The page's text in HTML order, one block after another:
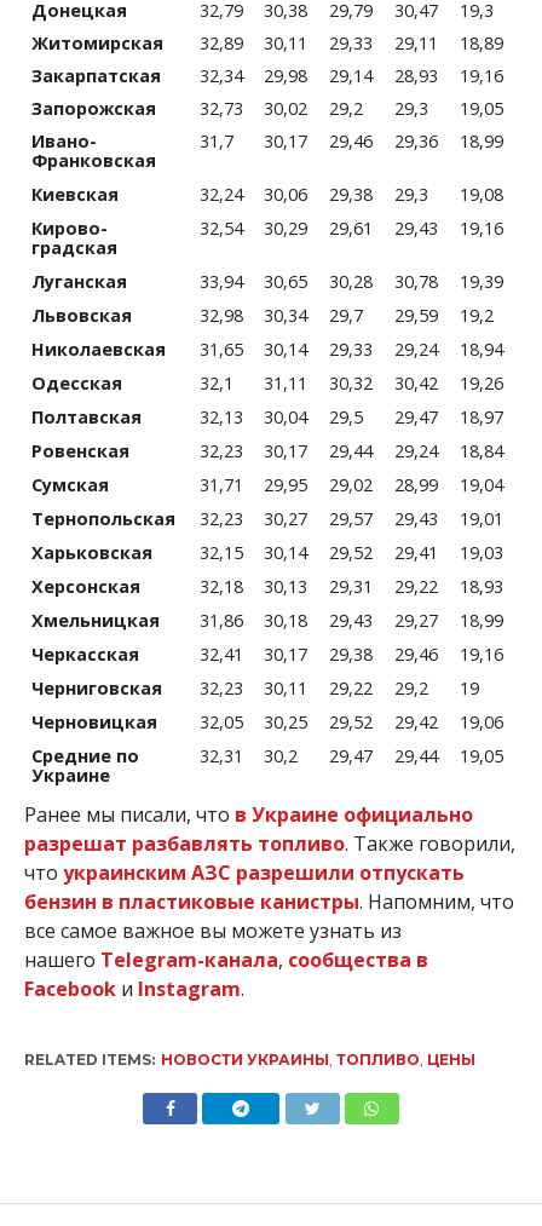
Донецкая 32,79 30,38 29,79 30,47
19,3
Житомирская
32,89 30,11 29,33 29,11
18,89
Закарпатская
32,34 29,98 29,14 28,93
19,16
Запорожская
32,73 30,02 29,2 29,3
19,05
Ивано-
Франковская
31,7 30,17 29,46 29,36 18,99
Киевская 32,24 30,06 29,38 29,3
19,08
Кирово­
градская
32,54 30,29 29,61 29,43 19,16
Луганская 33,94 30,65 30,28 30,78
19,39
Львовская
32,98 30,34 29,7 29,59
19,2
Николаевская
31,65 30,14 29,33 29,24
18,94
Одесская
32,1 31,11 30,32 30,42
19,26
Полтавская
32,13 30,04 29,5 29,47
18,97
Ровенская
32,23 30,17 29,44 29,24
18,84
Сумская
31,71 29,95 29,02 28,99
19,04
Тернопольская
32,23 30,27 29,57 29,43
19,01
Харьковская
32,15 30,14 29,52 29,41
19,03
Херсонская
32,18 30,13 29,31 29,22
18,93
Хмельницкая
31,86 30,18 29,43 29,27
18,99
Черкасская
32,41 30,17 29,38 29,46
19,16
Черниговская
32,23 30,11 29,22 29,2
19
Черновицкая
32,05 30,25 29,52 29,42
19,06
Средние по
Украине
32,31 30,2 29,47 29,44 19,05
Ранее мы писали, что в Украине официально
разрешат разбавлять топливо. Также говорили,
что украинским АЗС разрешили отпускать
бензин в пластиковые канистры. Напомним, что
все самое важное вы можете узнать из
нашего Telegram-канала, сообщества в
Facebookи Instagram.
RELATED ITEMS: НОВОСТИ УКРАИНЫ ТОПЛИВО ЦЕНЫ